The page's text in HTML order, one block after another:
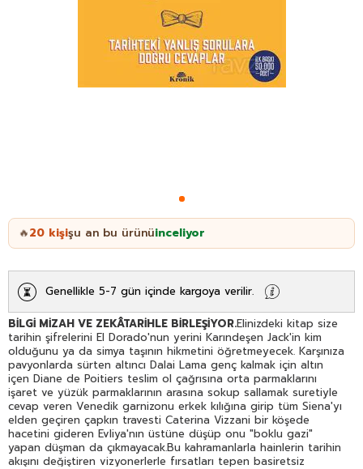
🔥20 kişişu an bu ürünüinceliyor
Genellikle 5-7 gün içinde kargoya verilir.
BİLGİ MİZAH VE ZEKÂTARİHLE BİRLEŞİYOR.Elinizdeki kitap size
tarihin şifrelerini El Dorado'nun yerini Karındeşen Jack'in kim
olduğunu ya da simya taşının hikmetini öğretmeyecek. Karşınıza
pavyonlarda sürten altıncı Dalai Lama genç kalmak için altın
içen Diane de Poitiers teslim ol çağrısına orta parmaklarını
işaret ve yüzük parmaklarının arasına sokup sallamak suretiyle
cevap veren Venedik garnizonu erkek kılığına girip tüm Siena'yı
elden geçiren çapkın travesti Caterina Vizzani bir köşede
hacetini gideren Evliya'nın üstüne düşüp onu "boklu gazi"
yapan düşman da çıkmayacak.Bu kahramanlarla hainlerin tarihin
akışını değiştiren vizyonerlerle fırsatları tepen basiretsiz